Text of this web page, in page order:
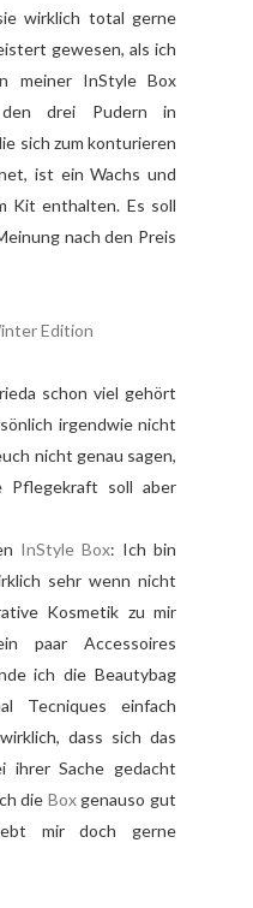
wirklich total gerne
gewesen, als ich
meiner InStyle Box
drei Pudern in
sich zum konturieren
ist ein Wachs und
Kit enthalten. Es soll
nach den Preis
schon viel gehört
irgendwie nicht
nicht genau sagen,
Pflegekraft soll aber
InStyle Box: Ich bin
sehr wenn nicht
Kosmetik zu mir
paar Accessoires
ich die Beautybag
Tecniques einfach
dass sich das
ihrer Sache gedacht
die Boxgenauso gut
mir doch gerne